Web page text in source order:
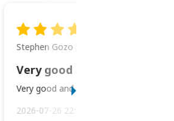
Stephen Gozo
Very good and prompt service.
2026-07-26 22:43:45